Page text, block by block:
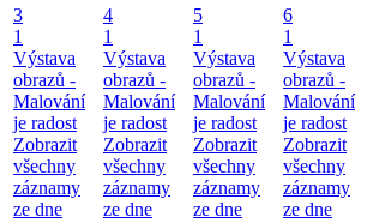
3
1
Výstava
obrazů -
Malování
je radost
Zobrazit
všechny
záznamy
ze dne
4
1
Výstava
obrazů -
Malování
je radost
Zobrazit
všechny
záznamy
ze dne
5
1
Výstava
obrazů -
Malování
je radost
Zobrazit
všechny
záznamy
ze dne
6
1
Výstava
obrazů -
Malování
je radost
Zobrazit
všechny
záznamy
ze dne